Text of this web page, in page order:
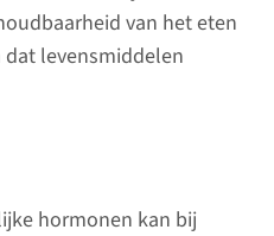
van het eten
levensmiddelen
hormonen kan bij